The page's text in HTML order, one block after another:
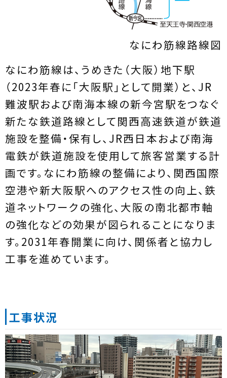
なにわ筋線路線図
なにわ筋線は、うめきた（大阪）地下駅
（2023年春に「大阪駅」として開業）と、JR
難波駅および南海本線の新今宮駅をつなぐ
新たな鉄道路線として関西高速鉄道が鉄道
施設を整備・保有し、JR西日本および南海
電鉄が鉄道施設を使用して旅客営業する計
画です。なにわ筋線の整備により、関西国際
空港や新大阪駅へのアクセス性の向上、鉄
道ネットワークの強化、大阪の南北都市軸
の強化などの効果が図られることになりま
す。2031年春開業に向け、関係者と協力し
工事を進めています。
工事状況